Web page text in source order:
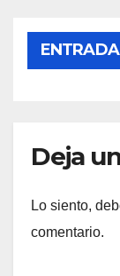
Deja
Lo siento,
comentario.